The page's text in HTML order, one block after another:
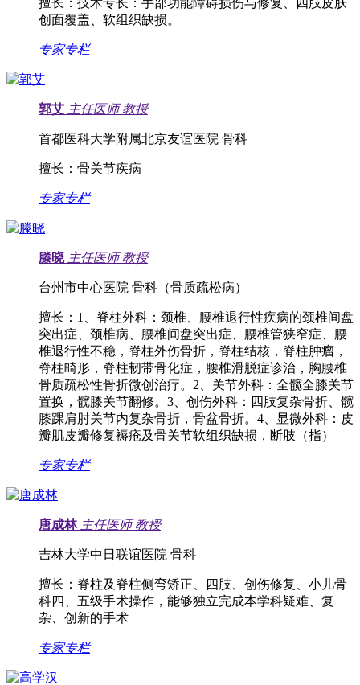
创面覆盖、软组织缺损。
专家专栏
郭艾 主任医师 教授
首都医科大学附属北京友谊医院 骨科
擅长： 骨关节疾病
专家专栏
滕晓 主任医师 教授
台州市中心医院 骨科（骨质疏松病）
擅长： 1、脊柱外科：颈椎、腰椎退行性疾病的颈椎间盘
突出症、颈椎病、腰椎间盘突出症、腰椎管狭窄症、腰
椎退行性不稳，脊柱外伤骨折，脊柱结核，脊柱肿瘤，
脊柱畸形，脊柱韧带骨化症，腰椎滑脱症诊治，胸腰椎
骨质疏松性骨折微创治疗。2、关节外科：全髋全膝关节
置换，髋膝关节翻修。3、创伤外科：四肢复杂骨折、髋
膝踝肩肘关节内复杂骨折，骨盆骨折。4、显微外科：皮
瓣肌皮瓣修复褥疮及骨关节软组织缺损，断肢（指）
专家专栏
唐成林 主任医师 教授
吉林大学中日联谊医院 骨科
擅长： 脊柱及脊柱侧弯矫正、四肢、创伤修复、小儿骨
科四、五级手术操作，能够独立完成本学科疑难、复
杂、创新的手术
专家专栏